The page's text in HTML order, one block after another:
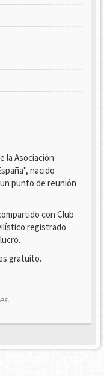
la Asociación
nacido
punto de reunión
con Club
registrado
gratuito.